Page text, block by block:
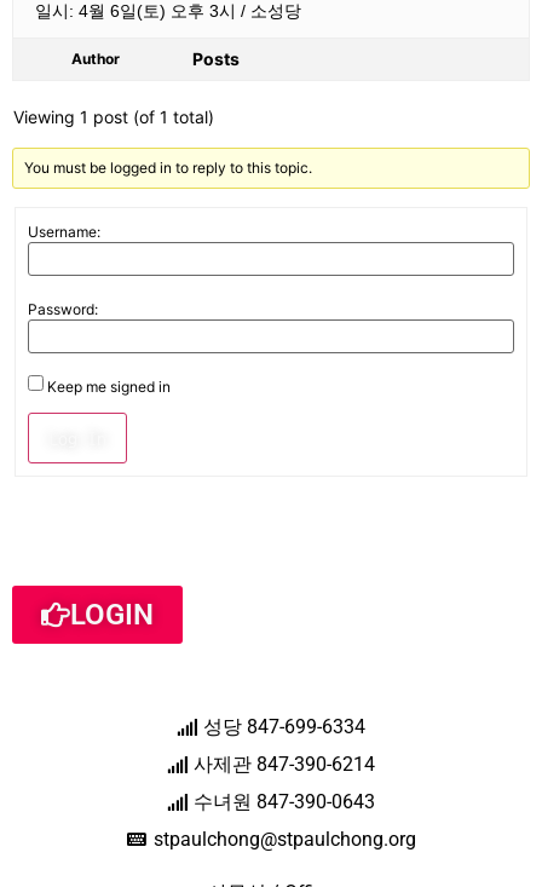
일시: 4월 6일(토) 오후 3시 / 소성당
Author Posts
Viewing 1 post (of 1 total)
You must be logged in to reply to this topic.
Username:
Password:
Keep me signed in
LOGIN
성당 847-699-6334
사제관 847-390-6214
수녀원 847-390-0643
stpaulchong@stpaulchong.org